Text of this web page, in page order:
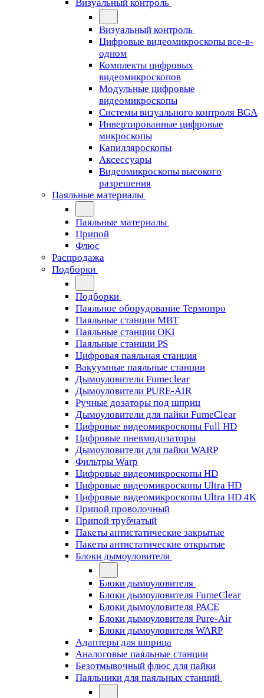
Визуальный контроль
Визуальный контроль
Цифровые видеомикроскопы все-в-
одном
Комплекты цифровых
видеомикроскопов
Модульные цифровые
видеомикроскопы
Cистемы визуального контроля BGA
Инвертированные цифровые
микроскопы
Капилляроскопы
Аксессуары
Видеомикроскопы высокого
разрешения
Паяльные материалы
Паяльные материалы
Припой
Флюс
Распродажа
Подборки
Подборки
Паяльное оборудование Термопро
Паяльные станции MBT
Паяльные станции OKI
Паяльные станции PS
Цифровая паяльная станция
Вакуумные паяльные станции
Дымоуловители Fumeclear
Дымоуловители PURE-AIR
Ручные дозаторы под шприц
Дымоуловители для пайки FumeClear
Цифровые видеомикроскопы Full HD
Цифровые пневмодозаторы
Дымоуловители для пайки WARP
Фильтры Warp
Цифровые видеомикроскопы HD
Цифровые видеомикроскопы Ultra HD
Цифровые видеомикроскопы Ultra HD 4K
Припой проволочный
Припой трубчатый
Пакеты антистатические закрытые
Пакеты антистатические открытые
Блоки дымоуловителя
Блоки дымоуловителя
Блоки дымоуловителя FumeClear
Блоки дымоуловителя PACE
Блоки дымоуловителя Pure-Air
Блоки дымоуловителя WARP
Адаптеры для шприца
Аналоговые паяльные станции
Безотмывочный флюс для пайки
Паяльники для паяльных станций